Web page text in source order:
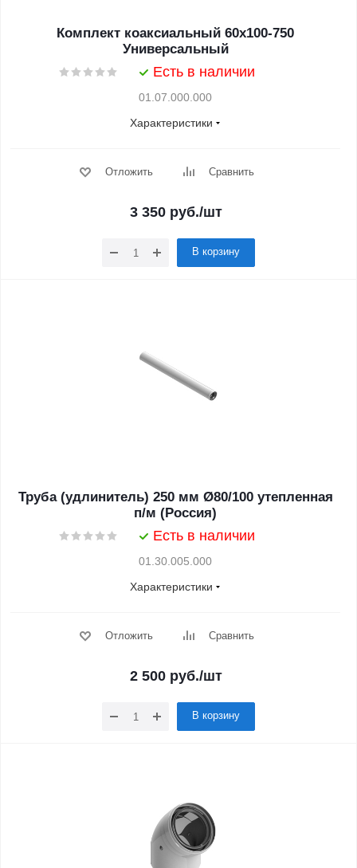
Комплект коаксиальный 60х100-750
Универсальный
Есть в наличии
01.07.000.000
Характеристики
Отложить Сравнить
3 350руб./шт
В корзину
Труба (удлинитель) 250 мм Ø80/100 утепленная
п/м (Россия)
Есть в наличии
01.30.005.000
Характеристики
Отложить Сравнить
2 500руб./шт
В корзину